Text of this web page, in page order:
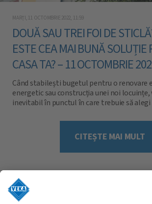
MARȚI, 11 OCTOMBRIE 2022, 11:59
DOUĂ SAU TREI FOI DE
ESTE CEA MAI BUNĂ SOLUȚIE
CASA TA? – 11 OCTOMBRIE
Când stabilești bugetul pentru o renovare
energetic sau construcția unei noi locuințe,
inevitabil în punctul în care trebuie să
din energia termică se poate pierde la
acest pas este unul foarte i [...]CITEȘTE MAI MULT